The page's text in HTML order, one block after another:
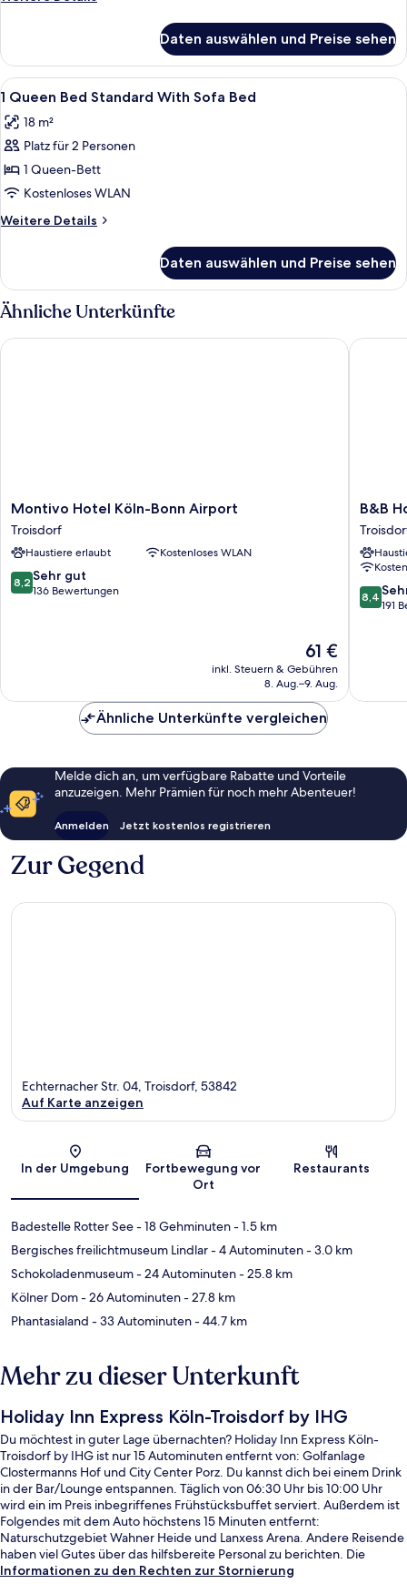
Accessible
Queen
Bed
Standard
Daten auswählen und Preise sehen
Alle
Fotos
für
1
Queen
Bed
Standard
With
Bed
anzeigen
Allergikerbettwaren, Schreibtisch,
3
1 Queen Bed Standard With Sofa Bed
18 m²
Platz für 2 Personen
1 Queen-Bett
Kostenloses WLAN
Weitere Details
Weitere
Queen
Bed
Standard
With
Sofa
Daten auswählen und Preise sehen
Ähnliche Unterkünfte
Montivo
Hotel
Köln-
Bonn
Airport
Troisdorf
Montivo Hotel Köln-Bonn Airport
Troisdorf
Haustiere erlaubt Kostenloses WLAN
8.2
von
8,2 Sehr gut
136 Bewertungen
Der
Preis
beträgt
61 €
inkl. Steuern & Gebühren
8. Aug.–9. Aug.
Montivo Hotel Köln-Bonn Airport
B&B
Hotel
Köln-
B&B
8.4
von
8,4
191
B&B
Ähnliche Unterkünfte vergleichen
Melde dich an, um verfügbare Rabatte und Vorteile
anzuzeigen. Mehr Prämien für noch mehr Abenteuer!
Anmelden Jetzt kostenlos registrieren
Zur Gegend
Karte
Echternacher Str. 04, Troisdorf, 53842
Auf Karte anzeigen
In der Umgebung
Fortbewegung vor
Ort
Restaurants
Badestelle Rotter See- 18 Gehminuten- 1.5 km
Bergisches freilichtmuseum Lindlar- 4 Autominuten- 3.0 km
Schokoladenmuseum- 24 Autominuten- 25.8 km
Kölner Dom- 26 Autominuten- 27.8 km
Phantasialand - 33 Autominuten- 44.7 km
Mehr zu dieser Unterkunft
Holiday Inn Express Köln-Troisdorf by IHG
Du möchtest in guter Lage übernachten? Holiday Inn Express Köln-
Troisdorf by IHG ist nur 15 Autominuten entfernt von: Golfanlage
Clostermanns Hof und City Center Porz. Du kannst dich bei einem Drink
in der Bar/Lounge entspannen. Täglich von 06:30 Uhr bis 10:00 Uhr
wird ein im Preis inbegriffenes Frühstücksbuffet serviert. Außerdem ist
Folgendes mit dem Auto höchstens 15 Minuten entfernt:
Naturschutzgebiet Wahner Heide und Lanxess Arena. Andere Reisende
haben viel Gutes über das hilfsbereite Personal zu berichten. Die
Unterkunft ist nur einen kurzen Fußmarsch von den öffentlichen
Informationen zu den Rechten zur Stornierung